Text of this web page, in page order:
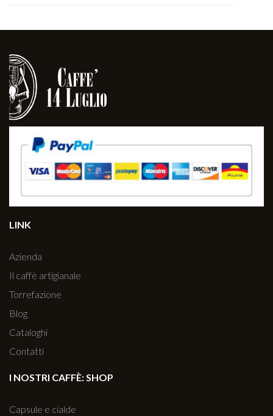
LINK
Azienda
Il caffè artigianale
Torrefazione
Blog
Cataloghi
Contatti
I NOSTRI CAFFÈ: SHOP
Capsule e cialde